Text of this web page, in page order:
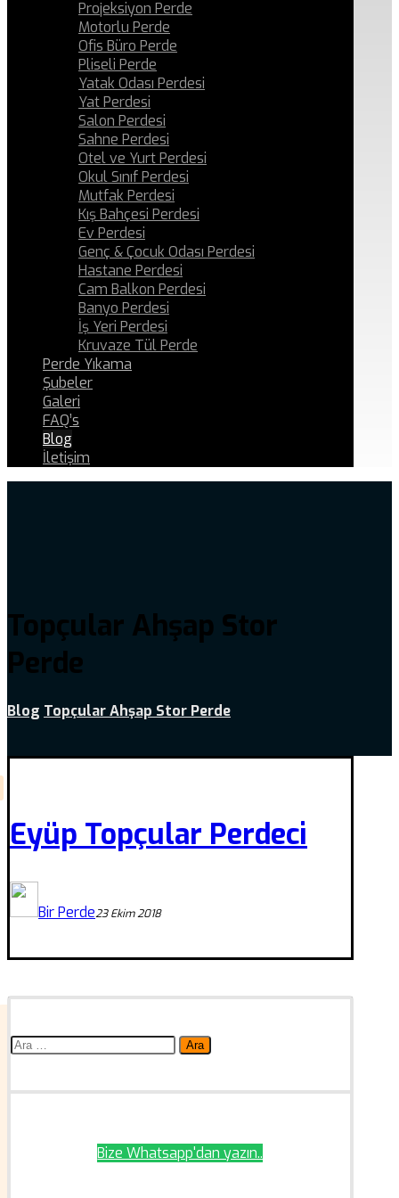
Projeksiyon Perde
Motorlu Perde
Ofis Büro Perde
Pliseli Perde
Yatak Odası Perdesi
Yat Perdesi
Salon Perdesi
Sahne Perdesi
Otel ve Yurt Perdesi
Okul Sınıf Perdesi
Mutfak Perdesi
Kış Bahçesi Perdesi
Ev Perdesi
Genç & Çocuk Odası Perdesi
Hastane Perdesi
Cam Balkon Perdesi
Banyo Perdesi
İş Yeri Perdesi
Kruvaze Tül Perde
Perde Yıkama
Şubeler
Galeri
FAQ’s
Blog
İletişim
Topçular Ahşap Stor
Perde
Blog Topçular Ahşap Stor Perde
Eyüp Topçular Perdeci
Bir Perde23 Ekim 2018
Arama:
Bize Whatsapp'dan yazın..